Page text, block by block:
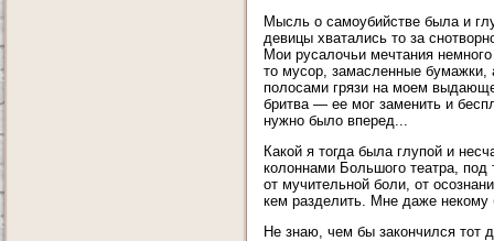
Мысль о самоубийстве была и
девицы хватались то за
Мои русалочьи мечтания
то мусор, замасленные
полосами грязи на моем
бритва — ее мог заменить и
нужно было вперед...
Какой я тогда была глупой и
колоннами Большого театра,
от мучительной боли, от
кем разделить. Мне даже некому
Не знаю, чем бы закончился тот